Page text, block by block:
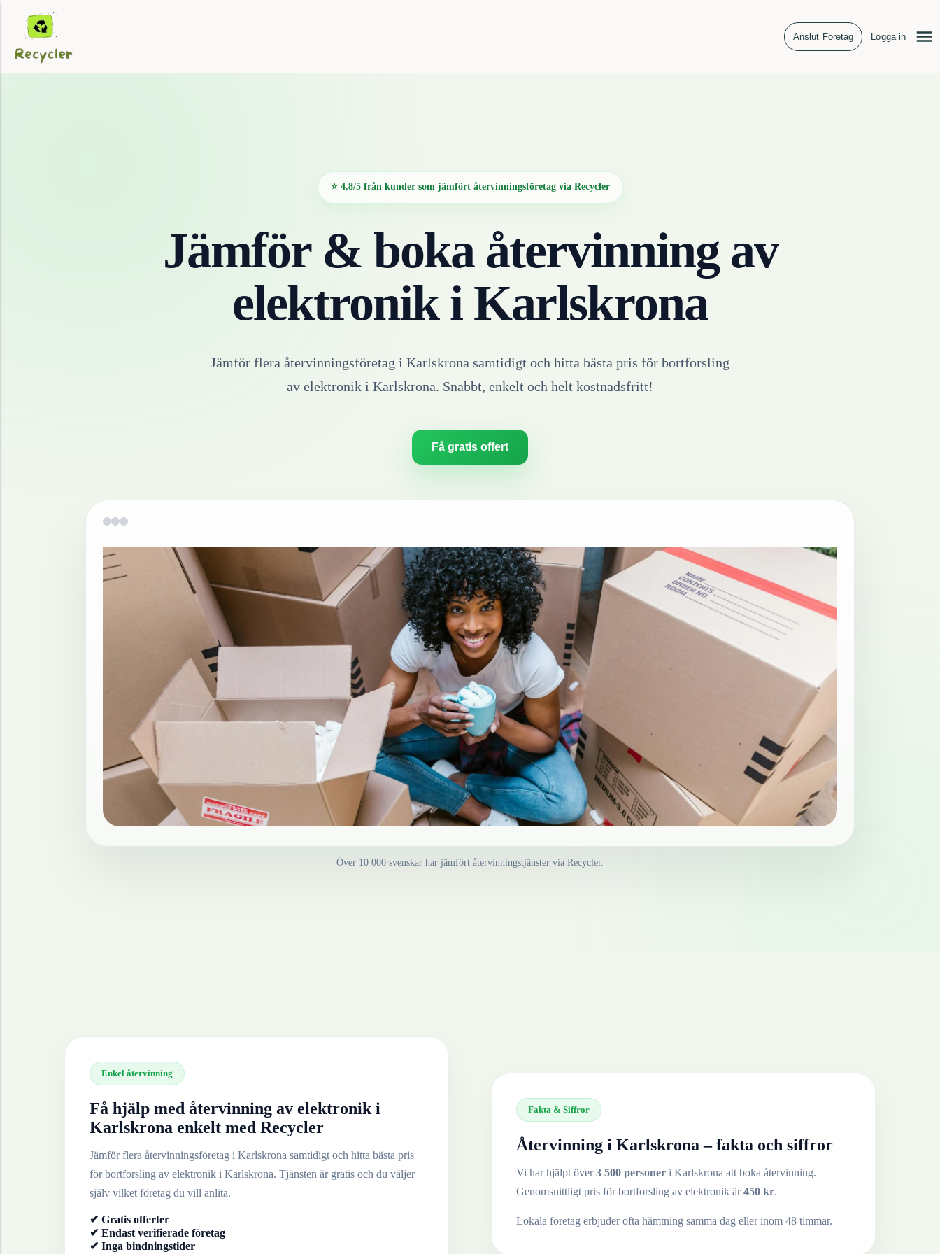
Anslut Företag Logga in
⭐ 4.8/5 från kunder som jämfört återvinningsföretag via Recycler
Jämför & boka återvinning av
elektroniki Karlskrona
Jämför flera återvinningsföretag i Karlskrona samtidigt och hitta bästa pris för bortforsling
av elektronik i Karlskrona. Snabbt, enkelt och helt kostnadsfritt!
Få gratis offert
Över 10 000 svenskar har jämfört återvinningstjänster via Recycler.
Enkel återvinning
Få hjälp med återvinning av elektronik i
Karlskrona enkelt med Recycler
Jämför flera återvinningsföretag i Karlskrona samtidigt och hitta bästa pris
för bortforsling av elektronik i Karlskrona. Tjänsten är gratis och du väljer
själv vilket företag du vill anlita.
✔ Gratis offerter
✔ Endast verifierade företag
✔ Inga bindningstider
Fakta & Siffror
Återvinning i Karlskrona – fakta och siffror
Vi har hjälpt över3 500 personer i Karlskrona att boka återvinning.
Genomsnittligt pris för bortforsling av elektronik är450 kr.
Lokala företag erbjuder ofta hämtning samma dag eller inom 48 timmar.